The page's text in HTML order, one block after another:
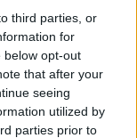
third parties, or
for
below opt-out
that after your
seeing
utilized by
parties prior to
Italferr
consorzio Novadia
maggiorenza del
Htr srl, Hydra Srl.